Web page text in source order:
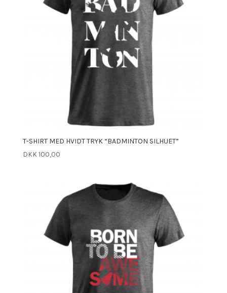
T-SHIRT MED HVIDT TRYK “BADMINTON SILHUET”
DKK100,00